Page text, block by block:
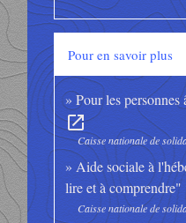
Pour en savoir plus
Pour les
open_in_new
Caisse nationale de
Aide sociale à
lire et à comprendre"
Caisse nationale de